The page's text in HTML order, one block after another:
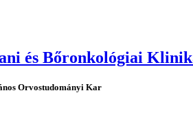
és Bőronkológiai
Orvostudományi Kar